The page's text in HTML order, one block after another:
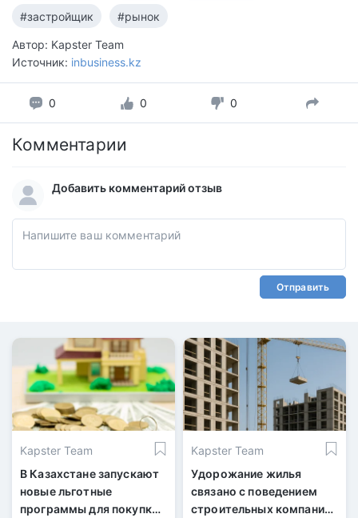
#застройщик #рынок
Автор: Kapster Team
Источник: inbusiness.kz
0 0 0
Комментарии
Добавить комментарий отзыв
Отправить
Kapster Team
В Казахстане запускают
новые льготные
программы для покупки
Kapster Team
Удорожание жилья
связано с поведением
строительных компаний